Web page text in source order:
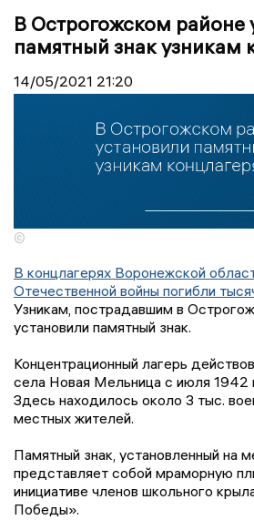
В Острогожском районе
памятный знак узникам
14/05/2021 21:20
©
В концлагерях Воронежской
Отечественной войны погибли
Узникам, пострадавшим в
установили памятный знак.
Концентрационный лагерь
села Новая Мельница с июля 1942
Здесь находилось около 3 тыс.
местных жителей.
Памятный знак, установленный на
представляет собой мраморную
инициативе членов школьного
Победы».